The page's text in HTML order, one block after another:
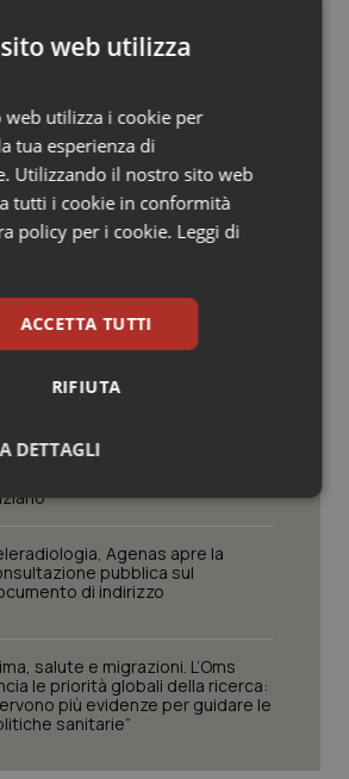
& Testa Collo
interessarti in
scelte coraggiose il Ssn rischia
universale solo sulla carta.
la sanità in autunno
recupera personale: +1,6% nel
Più assunzioni che
Agenas apre la
pubblica sul
di indirizzo
salute e migrazioni. L’Oms
le priorità globali della ricerca:
più evidenze per guidare le
sanitarie”
web utilizza
web utilizza i cookie per
tua esperienza di
Utilizzando il nostro sito web
tutti i cookie in conformità
policy per i cookie. Leggi di
ACCETTA TUTTI
RIFIUTA
DETTAGLI
Statistici Marketing
Statistici Marketing
contribuiscono a rendere fruibile il
funzionalità di base quali la
pagine e l'accesso alle aree
Il sito web non è in grado di